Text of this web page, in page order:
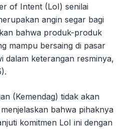
of Intent (LoI) senilai
angin segar bagi
bahwa produk-produk
mampu bersaing di pasar
dalam keterangan resminya,
(Kemendag) tidak akan
bahwa pihaknya
komitmen LoI ini dengan